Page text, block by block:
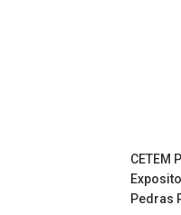
CETEM
Pedras